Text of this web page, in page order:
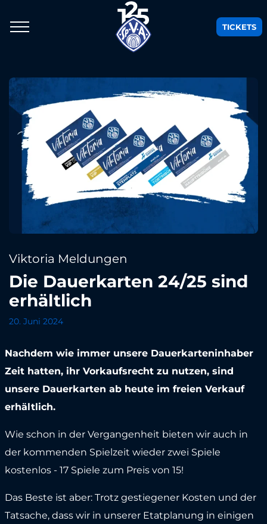
TICKETS
Viktoria Meldungen
Die Dauerkarten 24/25 sind
erhältlich
20. Juni 2024
Nachdem wie immer unsere Dauerkarteninhaber
Zeit hatten, ihr Vorkaufsrecht zu nutzen, sind
unsere Dauerkarten ab heute im freien Verkauf
erhältlich.
Wie schon in der Vergangenheit bieten wir auch in
der kommenden Spielzeit wieder zwei Spiele
kostenlos - 17 Spiele zum Preis von 15!
Das Beste ist aber: Trotz gestiegener Kosten und der
Tatsache, dass wir in unserer Etatplanung in einigen